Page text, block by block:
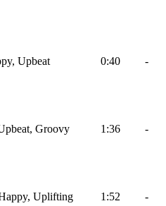
Upbeat 0:40 -
Groovy 1:36 -
Uplifting 1:52 -